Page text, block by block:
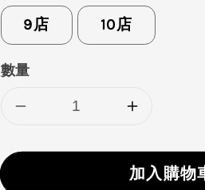
9店 10店
數量
加入購物